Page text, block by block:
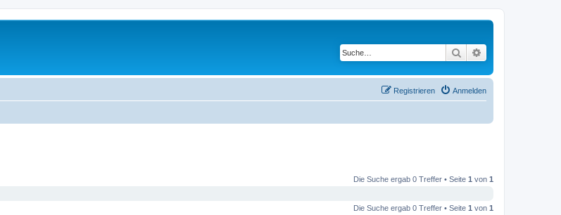
Suche
Anmelden
Registrieren
Die Suche ergab 0 Treffer • Seite 1 von 1
Die Suche ergab 0 Treffer • Seite 1 von 1